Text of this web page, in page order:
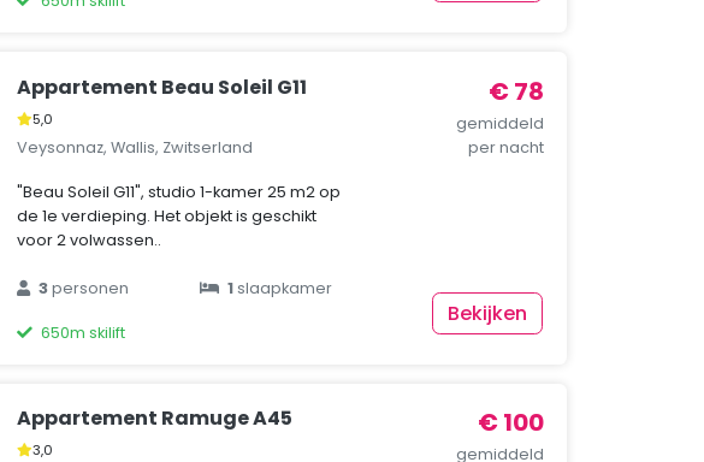
Appartement Beau Soleil G11
5,0
Veysonnaz, Wallis, Zwitserland
"Beau Soleil G11", studio 1-kamer 25 m2 op
de 1e verdieping. Het objekt is geschikt
voor 2 volwassen..
3personen 1slaapkamer
650m skilift
€ 78
gemiddeld
per nacht
Bekijken
Appartement Ramuge A45
3,0
€ 100
gemiddeld